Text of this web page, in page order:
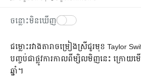
ចន្លោះមិនឃើញ
ជម្លោះ​រវាង​​តារា​ចម្រៀង​ស្រី​​ជួរ​មុខ Taylor
បញ្ចប់​ជា​ផ្លូវ​ការ​កាល​ពី​ម្សិលមិញ​នេះ ក្រោយ​
ឆ្នាំ។